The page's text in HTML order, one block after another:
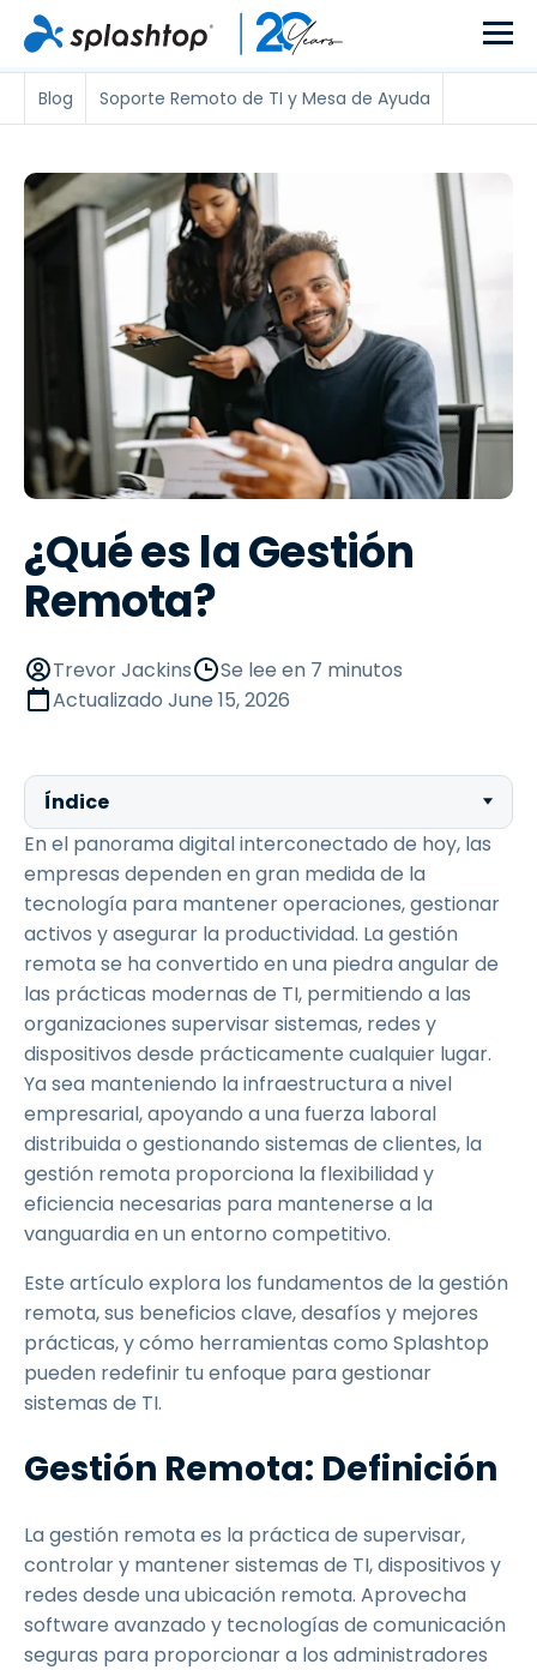
Blog Soporte Remoto de TI y Mesa de Ayuda
¿Qué es la Gestión
Remota?
Trevor Jackins
Se lee en 7 minutos
Actualizado June 15, 2026
Índice
En el panorama digital interconectado de hoy, las
empresas dependen en gran medida de la
tecnología para mantener operaciones, gestionar
activos y asegurar la productividad. La gestión
remota se ha convertido en una piedra angular de
las prácticas modernas de TI, permitiendo a las
organizaciones supervisar sistemas, redes y
dispositivos desde prácticamente cualquier lugar.
Ya sea manteniendo la infraestructura a nivel
empresarial, apoyando a una fuerza laboral
distribuida o gestionando sistemas de clientes, la
gestión remota proporciona la flexibilidad y
eficiencia necesarias para mantenerse a la
vanguardia en un entorno competitivo.
Este artículo explora los fundamentos de la gestión
remota, sus beneficios clave, desafíos y mejores
prácticas, y cómo herramientas como Splashtop
pueden redefinir tu enfoque para gestionar
sistemas de TI.
Gestión Remota: Definición
La gestión remota es la práctica de supervisar,
controlar y mantener sistemas de TI, dispositivos y
redes desde una ubicación remota. Aprovecha
software avanzado y tecnologías de comunicación
seguras para proporcionar a los administradores